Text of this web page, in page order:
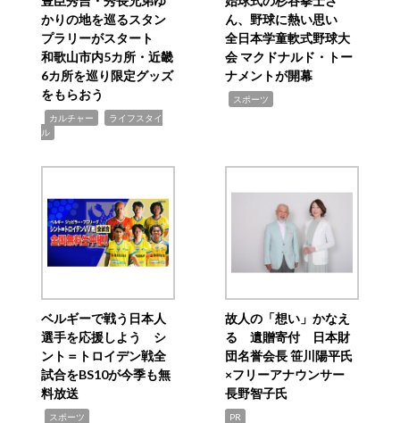
かりの地を巡るスタン
プラリーがスタート
和歌山市内5カ所・近畿
6カ所を巡り限定グッズ
をもらおう
カルチャー
ライフスタイ
ル
ん、野球に熱い思い
全日本学童軟式野球大
会 マクドナルド・トー
ナメントが開幕
スポーツ
ベルギーで戦う日本人
選手を応援しよう シ
ント＝トロイデン戦全
試合をBS10が今季も無
料放送
スポーツ
故人の「想い」かなえ
る 遺贈寄付 日本財
団名誉会長 笹川陽平氏
×フリーアナウンサー
長野智子氏
PR